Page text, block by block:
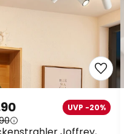
UVP -20%